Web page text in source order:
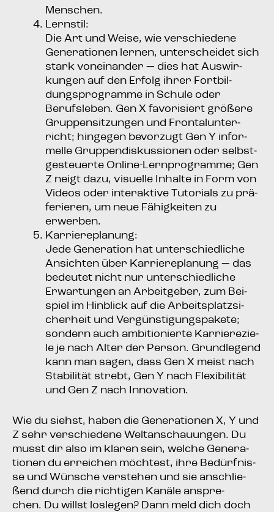
Menschen.
Lern­stil:
Die Art und Wei­se, wie ver­schie­de­ne
Gene­ra­tio­nen ler­nen, unter­schei­det sich
stark von­ein­an­der — dies hat Aus­wir­
kun­gen auf den Erfolg ihrer Fort­bil­
dungs­pro­gram­me in Schu­le oder
Berufs­le­ben. Gen X favo­ri­siert grö­ße­re
Grup­pen­sit­zun­gen und Fron­tal­un­ter­
richt; hin­ge­gen bevor­zugt Gen Y infor­
mel­le Grup­pen­dis­kus­sio­nen oder selbst­
ge­steu­er­te Online-Lern­pro­gram­me; Gen
Z neigt dazu, visu­el­le Inhal­te in Form von
Vide­os oder inter­ak­ti­ve Tuto­ri­als zu prä­
fe­rie­ren, um neue Fähig­kei­ten zu
erwerben.
Kar­rie­re­pla­nung:
Jede Gene­ra­ti­on hat unter­schied­li­che
Ansich­ten über Kar­rie­re­pla­nung — das
bedeu­tet nicht nur unter­schied­li­che
Erwar­tun­gen an Arbeit­ge­ber, zum Bei­
spiel im Hin­blick auf die Arbeits­platz­si­
cher­heit und Ver­güns­ti­gungs­pa­ke­te;
son­dern auch ambi­tio­nier­te Kar­rie­re­zie­
le je nach Alter der Per­son. Grund­le­gend
kann man sagen, dass Gen X meist nach
Sta­bi­li­tät strebt, Gen Y nach Fle­xi­bi­li­tät
und Gen Z nach Innovation.
Wie du siehst, haben die Gene­ra­tio­nen X, Y und
Z sehr ver­schie­de­ne Welt­an­schau­un­gen. Du
musst dir also im kla­ren sein, wel­che Gene­ra­
tio­nen du errei­chen möch­test, ihre Bedürf­nis­
se und Wün­sche ver­ste­hen und sie anschlie­
ßend durch die rich­ti­gen Kanä­le anspre­
chen. Du willst los­le­gen? Dann meld dich doch